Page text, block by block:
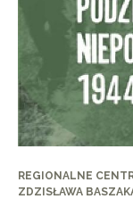
REGIONALNE
ZDZISŁAWA